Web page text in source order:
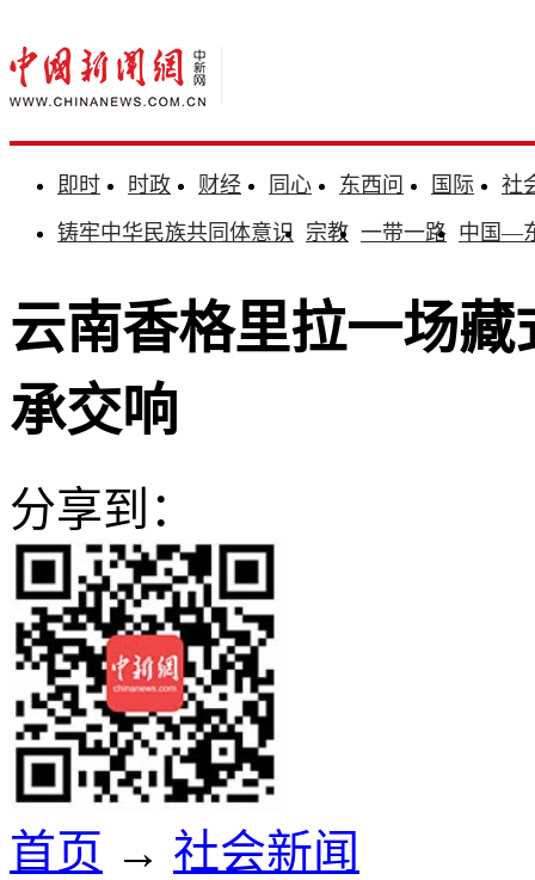
即时 时政 财经 同心 东西问 国际
社
铸牢中华民族共同体意识 宗教 一带一路 中国—
云南香格里拉一场
承交响
分享到：
首页 → 社会新闻